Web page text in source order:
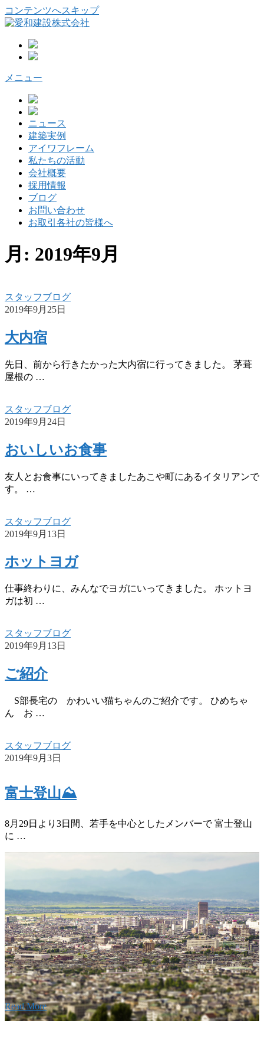
コンテンツへスキップ
メニュー
ニュース
建築実例
アイワフレーム
私たちの活動
会社概要
採用情報
ブログ
お問い合わせ
お取引各社の皆様へ
月: 2019年9月
スタッフブログ
2019年9月25日
大内宿
先日、前から行きたかった大内宿に行ってきました。 茅葺
屋根の …
スタッフブログ
2019年9月24日
おいしいお食事
友人とお食事にいってきましたあこや町にあるイタリアンで
す。 …
スタッフブログ
2019年9月13日
ホットヨガ
仕事終わりに、みんなでヨガにいってきました。 ホットヨ
ガは初 …
スタッフブログ
2019年9月13日
ご紹介
S部長宅の かわいい猫ちゃんのご紹介です。 ひめちゃ
ん お …
スタッフブログ
2019年9月3日
富士登山⛰
8月29日より3日間、若手を中心としたメンバーで 富士登山
に …
の歴史ある実績・建設技術と、旧カネフジハウス
利くフットワークが結びついた新しい建設会社で
Read More